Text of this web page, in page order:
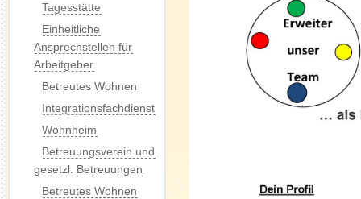
Tagesstätte
Einheitliche
Ansprechstellen für
Arbeitgeber
Betreutes Wohnen
Integrationsfachdienst
Wohnheim
Betreuungsverein und
gesetzl. Betreuungen
Betreutes Wohnen